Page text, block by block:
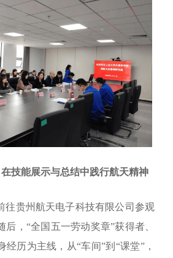
技能展示与总结中践行航天精神
往贵州航天电子科技有限公司参观
后，“全国五一劳动奖章”获得者、
经历为主线，从“车间”到“课堂”，